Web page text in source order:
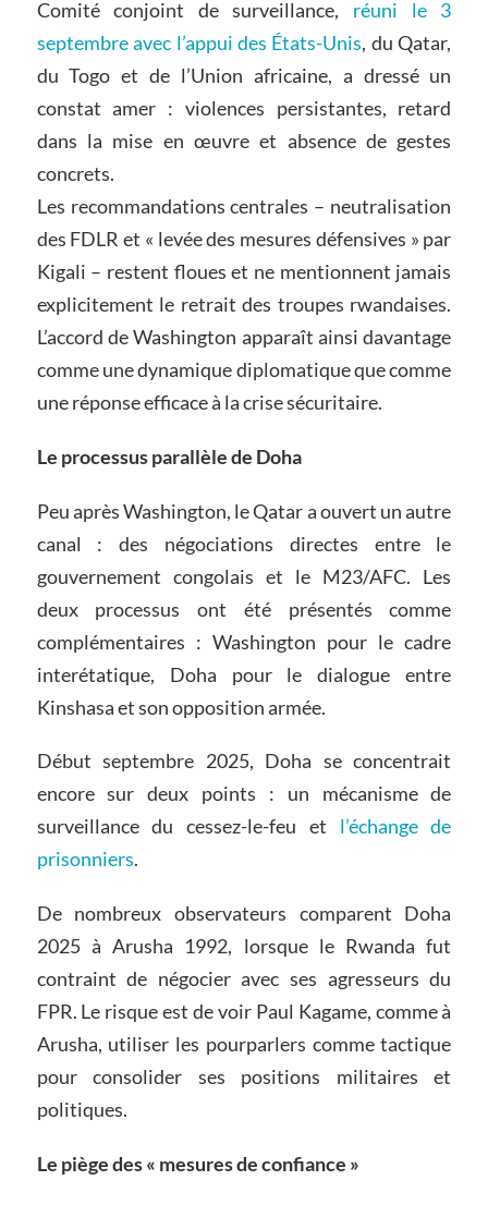
Comité conjoint de surveillance,
réuni le 3
septembre avec l’appui des États-Unis, du Qatar,
du Togo et de l’Union africaine, a dressé un
constat amer : violences persistantes, retard
dans la mise en œuvre et absence de gestes
concrets.
Les recommandations centrales – neutralisation
des FDLR et « levée des mesures défensives » par
Kigali – restent floues et ne mentionnent jamais
explicitement le retrait des troupes rwandaises.
L’accord de Washington apparaît ainsi davantage
comme une dynamique diplomatique que comme
une réponse efficace à la crise sécuritaire.
Le processus parallèle de Doha
Peu après Washington, le Qatar a ouvert un autre
canal : des négociations directes entre le
gouvernement congolais et le M23/AFC. Les
deux processus ont été présentés comme
complémentaires : Washington pour le cadre
interétatique, Doha pour le dialogue entre
Kinshasa et son opposition armée.
Début septembre 2025, Doha se concentrait
encore sur deux points : un mécanisme de
surveillance du cessez-le-feu et
l’échange de
prisonniers.
De nombreux observateurs comparent Doha
2025 à Arusha 1992, lorsque le Rwanda fut
contraint de négocier avec ses agresseurs du
FPR. Le risque est de voir Paul Kagame, comme à
Arusha, utiliser les pourparlers comme tactique
pour consolider ses positions militaires et
politiques.
Le piège des « mesures de confiance »